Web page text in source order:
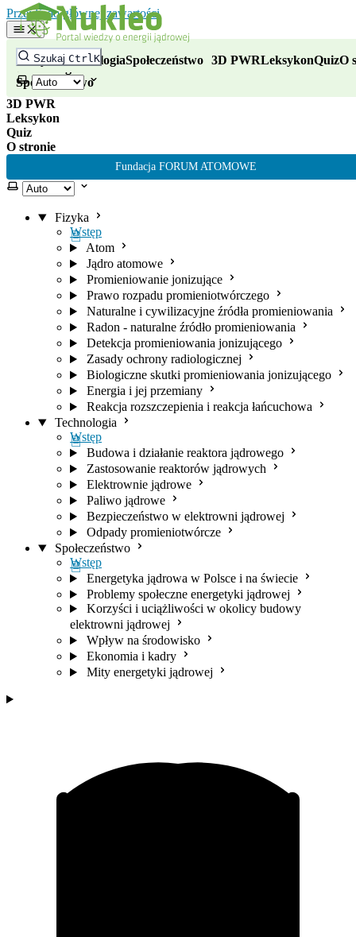
Przejdź do głównej zawartości
Szukaj CtrlK
FizykaTechnologiaSpołeczeństwo 3D PWRLeksykonQuizO
Wybierz motyw
Fizyka
Wstęp
Atom
Jądro atomowe
Promieniowanie jonizujące
Prawo rozpadu promieniotwórczego
Naturalne i cywilizacyjne źródła promieniowania
Radon - naturalne źródło promieniowania
Detekcja promieniowania jonizującego
Zasady ochrony radiologicznej
Biologiczne skutki promieniowania jonizującego
Energia i jej przemiany
Reakcja rozszczepienia i reakcja łańcuchowa
Technologia
Wstęp
Budowa i działanie reaktora jądrowego
Zastosowanie reaktorów jądrowych
Elektrownie jądrowe
Paliwo jądrowe
Bezpieczeństwo w elektrowni jądrowej
Odpady promieniotwórcze
Społeczeństwo
Wstęp
Energetyka jądrowa w Polsce i na świecie
Problemy społeczne energetyki jądrowej
Korzyści i uciążliwości w okolicy budowy
elektrowni jądrowej
Wpływ na środowisko
Ekonomia i kadry
Mity energetyki jądrowej
Fizyka
Technologia
Społeczeństwo
3D PWR
Leksykon
Quiz
O stronie
Fundacja FORUM ATOMOWE
Wybierz motyw